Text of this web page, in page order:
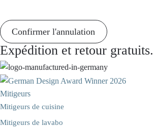
Confirmer l'annulation
Expédition et retour gratuits.
Mitigeurs
Mitigeurs de cuisine
Mitigeurs de lavabo